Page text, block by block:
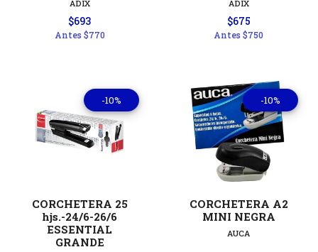
ADIX
$693
Antes$770
ADIX
$675
Antes$750
-10%
CORCHETERA 25
hjs.-24/6-26/6
ESSENTIAL
GRANDE
-10%
CORCHETERA A2
MINI NEGRA
AUCA